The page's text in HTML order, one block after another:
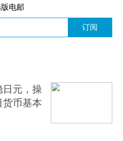
电邮
订阅
元，操
币基本